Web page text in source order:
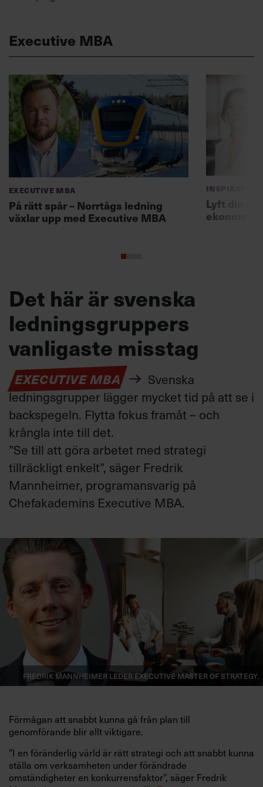
Executive MBA
Executive MBA
På rätt spår – Norrtågs ledning
växlar upp med Executive MBA
Inspiration
Lyft din
ekonomi
Det här är svenska
ledningsgruppers
vanligaste misstag
EXECUTIVE MBA
Svenska
ledningsgrupper lägger mycket tid på att se i
backspegeln. Flytta fokus framåt– och
krångla inte till det.
”Se till att göra arbetet med strategi
tillräckligt enkelt”, säger Fredrik
Mannheimer, programansvarig på
Chefakademins Executive MBA.
Fredrik Mannheimer leder Executive Master of Strategy.
Förmågan att snabbt kunna gå från plan till
genomförande blir allt viktigare.
”I en föränderlig värld är rätt strategi och att snabbt kunna
ställa om verksamheten under förändrade
omständigheter en konkurrensfaktor”, säger Fredrik